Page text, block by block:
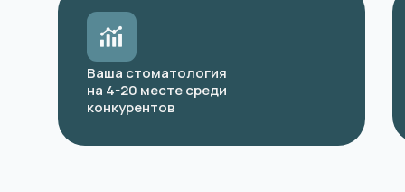
Ваша стоматология
на 4-20 месте среди
конкурентов